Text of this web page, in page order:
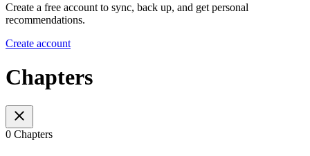
Create a free account to sync, back up, and get personal
recommendations.
Create account
Chapters
0 Chapters